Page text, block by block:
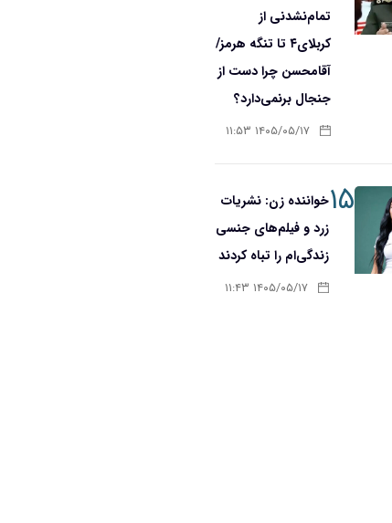
تمام‌نشدنی از
کربلای۴ تا تنگه هرمز/
آقا‌محسن چرا دست از
جنجال برنمی‌دارد؟
۱۴۰۵/۰۵/۱۷ ۱۱:۵۳
۱۵خواننده زن: نشریات
زرد و فیلم‌های جنسی
زندگی‌ام را تباه کردند
۱۴۰۵/۰۵/۱۷ ۱۱:۴۳